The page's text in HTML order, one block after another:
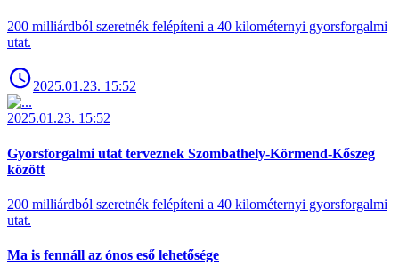
200 milliárdból szeretnék felépíteni a 40 kilométernyi gyorsforgalmi
utat.
2025.01.23. 15:52
2025.01.23. 15:52
Gyorsforgalmi utat terveznek Szombathely-Körmend-Kőszeg
között
200 milliárdból szeretnék felépíteni a 40 kilométernyi gyorsforgalmi
utat.
Ma is fennáll az ónos eső lehetősége